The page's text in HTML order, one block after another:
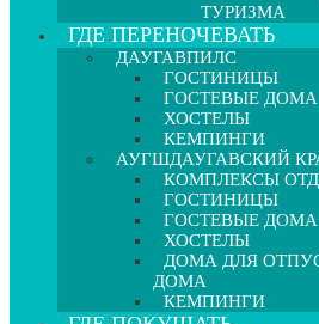
ТУРИЗМА
ГДЕ ПЕРЕНОЧЕВАТЬ
ДАУГАВПИЛС
ГОСТИНИЦЫ
ГОСТЕВЫЕ ДОМА
ХОСТЕЛЫ
КЕМПИНГИ
АУГШДАУГАВСКИЙ
КОМПЛЕКСЫ
ГОСТИНИЦЫ
ГОСТЕВЫЕ ДОМА
ХОСТЕЛЫ
ДОМА ДЛЯ
ДОМА
КЕМПИНГИ